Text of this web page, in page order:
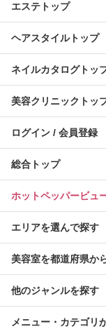
エステトップ
ヘアスタイルトップ
ネイルカタログトッ
美容クリニックトッ
ログイン / 会員登録
総合トップ
ホットペッパービュ
エリアを選んで探す
美容室を都道府県か
他のジャンルを探す
メニュー・カテゴリ